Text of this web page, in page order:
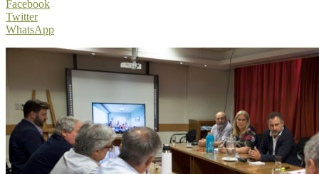
Facebook
Twitter
WhatsApp